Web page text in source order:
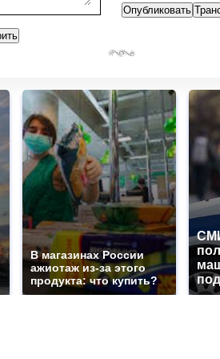
В магазинах России
ажиотаж из-за этого
продукта: что купить?